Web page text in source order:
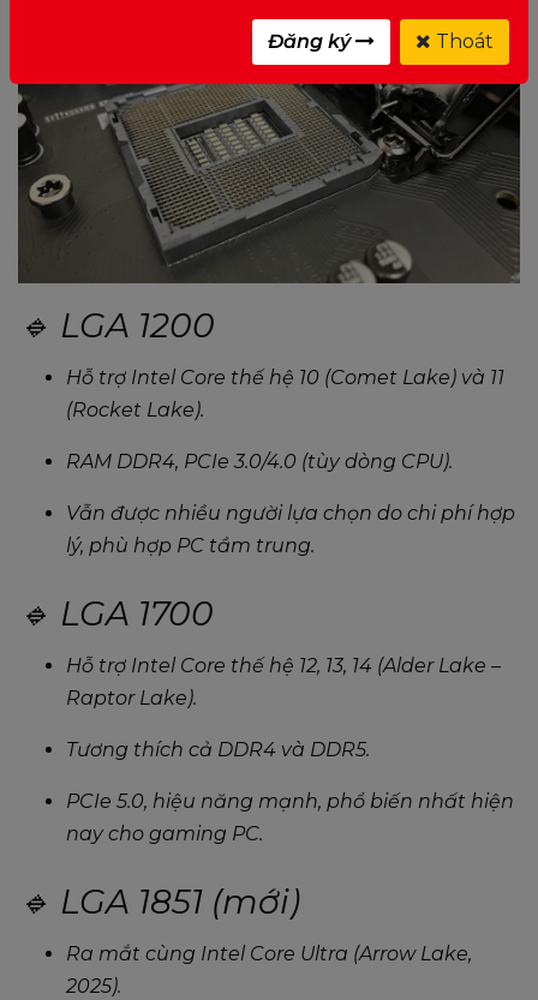
🔹 LGA 1200
Hỗ trợ Intel Core thế hệ 10 (Comet Lake) và 11
(Rocket Lake).
RAM DDR4, PCIe 3.0/4.0 (tùy dòng CPU).
Vẫn được nhiều người lựa chọn do chi phí hợp
lý, phù hợp PC tầm trung.
🔹 LGA 1700
Hỗ trợ Intel Core thế hệ 12, 13, 14 (Alder Lake –
Raptor Lake).
Tương thích cả DDR4 và DDR5.
PCIe 5.0, hiệu năng mạnh, phổ biến nhất hiện
nay cho gaming PC.
🔹 LGA 1851 (mới)
Ra mắt cùng Intel Core Ultra (Arrow Lake,
2025).
Đăng ký Thoát